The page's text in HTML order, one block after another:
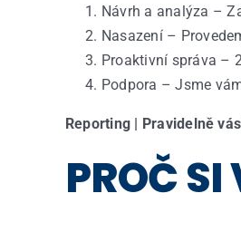
Návrh a analýza –
Nasazení –
Proaktivní správa –
Podpora – Jsme
Reporting | Pravidelně
​PROČ